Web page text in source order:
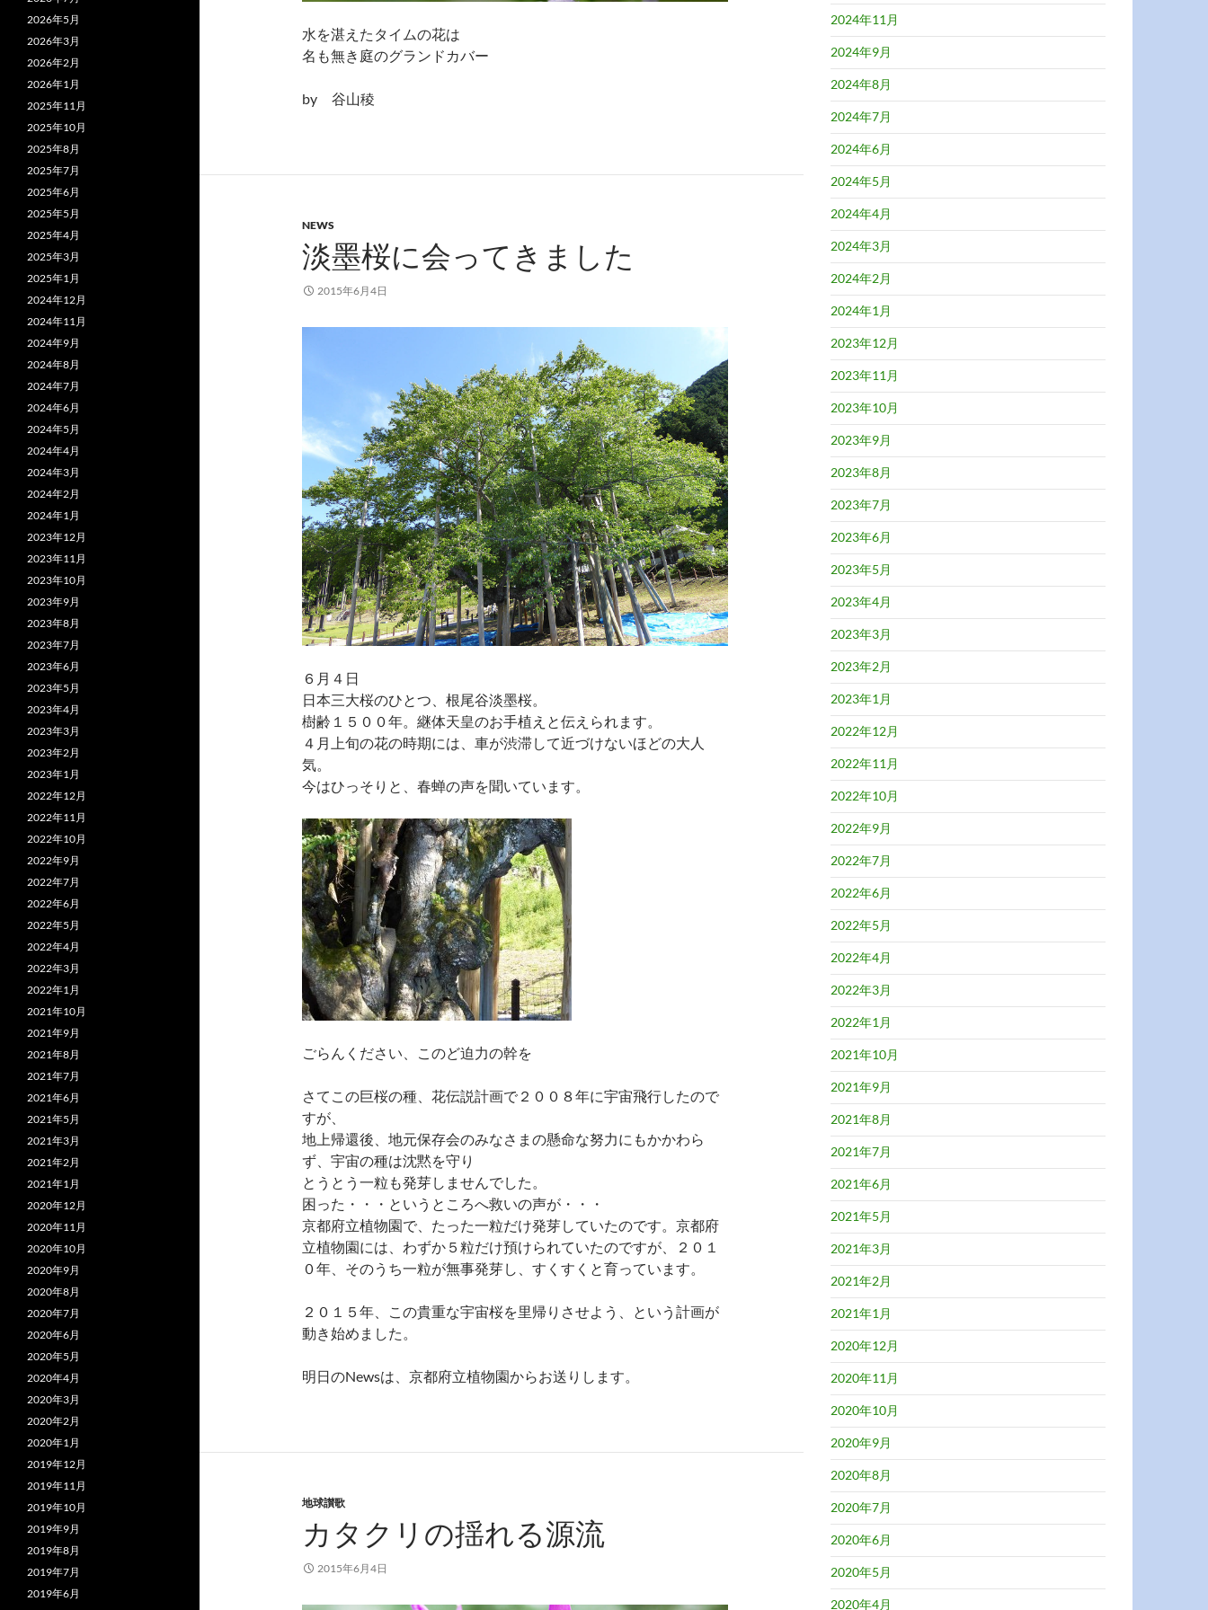
水を湛えたタイムの花は
名も無き庭のグランドカバー
by 谷山稜
NEWS
淡墨桜に会ってきました
2015年6月4日
６月４日
日本三大桜のひとつ、根尾谷淡墨桜。
樹齢１５００年。継体天皇のお手植えと伝えられます。
４月上旬の花の時期には、車が渋滞して近づけないほどの大人
気。
今はひっそりと、春蝉の声を聞いています。
ごらんください、このど迫力の幹を
さてこの巨桜の種、花伝説計画で２００８年に宇宙飛行したので
すが、
地上帰還後、地元保存会のみなさまの懸命な努力にもかかわら
ず、宇宙の種は沈黙を守り
とうとう一粒も発芽しませんでした。
困った・・・というところへ救いの声が・・・
京都府立植物園で、たった一粒だけ発芽していたのです。京都府
立植物園には、わずか５粒だけ預けられていたのですが、２０１
０年、そのうち一粒が無事発芽し、すくすくと育っています。
２０１５年、この貴重な宇宙桜を里帰りさせよう、という計画が
動き始めました。
明日のNewsは、京都府立植物園からお送りします。
地球讃歌
カタクリの揺れる源流
2015年6月4日
2024年11月
2024年9月
2024年8月
2024年7月
2024年6月
2024年5月
2024年4月
2024年3月
2024年2月
2024年1月
2023年12月
2023年11月
2023年10月
2023年9月
2023年8月
2023年7月
2023年6月
2023年5月
2023年4月
2023年3月
2023年2月
2023年1月
2022年12月
2022年11月
2022年10月
2022年9月
2022年7月
2022年6月
2022年5月
2022年4月
2022年3月
2022年1月
2021年10月
2021年9月
2021年8月
2021年7月
2021年6月
2021年5月
2021年3月
2021年2月
2021年1月
2020年12月
2020年11月
2020年10月
2020年9月
2020年8月
2020年7月
2020年6月
2020年5月
2020年4月
2026年5月
2026年3月
2026年2月
2026年1月
2025年11月
2025年10月
2025年8月
2025年7月
2025年6月
2025年5月
2025年4月
2025年3月
2025年1月
2024年12月
2024年11月
2024年9月
2024年8月
2024年7月
2024年6月
2024年5月
2024年4月
2024年3月
2024年2月
2024年1月
2023年12月
2023年11月
2023年10月
2023年9月
2023年8月
2023年7月
2023年6月
2023年5月
2023年4月
2023年3月
2023年2月
2023年1月
2022年12月
2022年11月
2022年10月
2022年9月
2022年7月
2022年6月
2022年5月
2022年4月
2022年3月
2022年1月
2021年10月
2021年9月
2021年8月
2021年7月
2021年6月
2021年5月
2021年3月
2021年2月
2021年1月
2020年12月
2020年11月
2020年10月
2020年9月
2020年8月
2020年7月
2020年6月
2020年5月
2020年4月
2020年3月
2020年2月
2020年1月
2019年12月
2019年11月
2019年10月
2019年9月
2019年8月
2019年7月
2019年6月